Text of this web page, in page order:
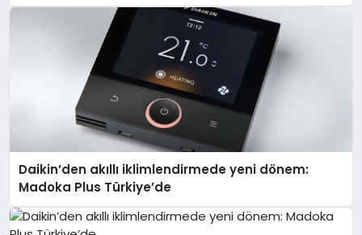
Daikin’den akıllı iklimlendirmede yeni dönem:
Madoka Plus Türkiye’de